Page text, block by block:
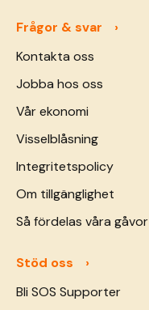
Frågor & svar
Kontakta oss
Jobba hos oss
Vår ekonomi
Visselblåsning
Integritetspolicy
Om tillgänglighet
Så fördelas våra gåvor
Stöd oss
Bli SOS Supporter